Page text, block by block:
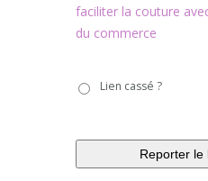
faciliter la couture
du commerce
casséLien cassé ?